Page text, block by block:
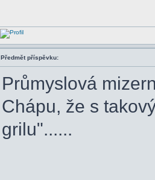
Předmět příspěvku:
Průmyslová
Chápu, že s
grilu"......